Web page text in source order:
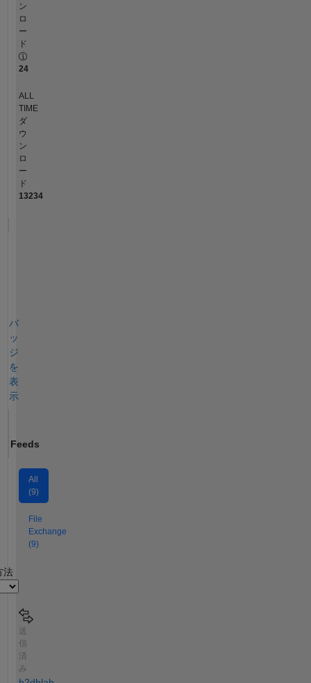
ン
ロ
ー
ド
24
ALL
TIME
ダ
ウ
ン
ロ
ー
ド
13234
バ
ッ
ジ
を
表
示
Feeds
All
(9)
File
Exchange
(9)
法
送
信
済
み